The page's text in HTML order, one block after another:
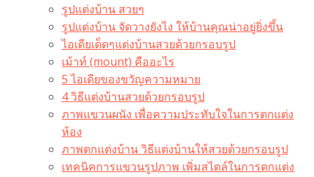
รูปแต่งบ้าน สวยๆ
รูปแต่งบ้าน จัดวางยังไง ให้บ้านคุณน่าอยู่ยิ่งขึ้น
ไอเดียเด็ดๆแต่งบ้านสวยด้วยกรอบรูป
เม้าท์ (mount) คืออะไร​
5 ไอเดียของขวัญความหมาย
4 วิธีแต่งบ้านสวยด้วยกรอบรูป
ภาพแขวนผนัง เพื่อความประทับใจในการตกแต่ง
ห้อง
ภาพตกแต่งบ้าน วิธีแต่งบ้านให้สวยด้วยกรอบรูป
เทคนิคการแขวนรูปภาพ เพิ่มสไตล์ในการตกแต่ง